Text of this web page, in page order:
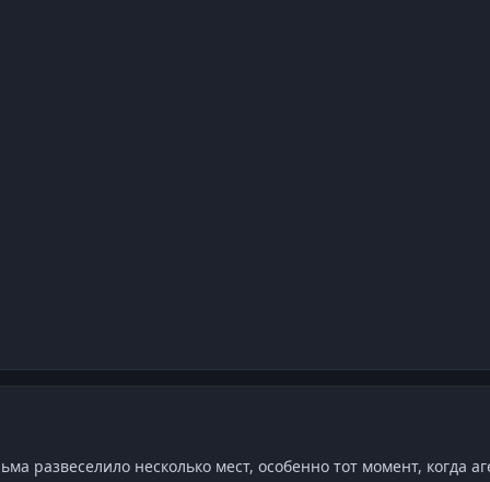
развеселило несколько мест, особенно тот момент, когда